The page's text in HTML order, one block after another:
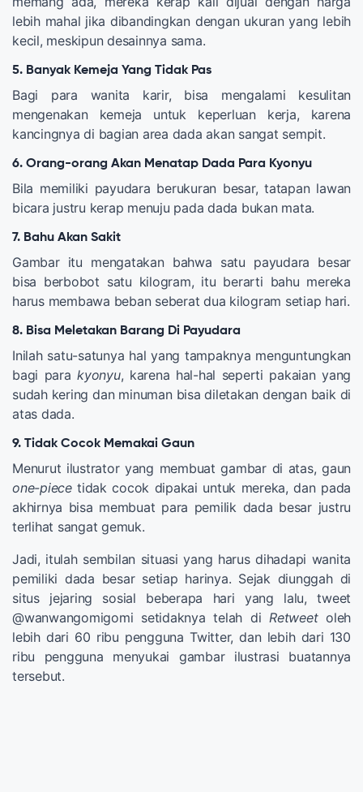
lebih mahal jika dibandingkan dengan ukuran yang lebih
kecil, meskipun desainnya sama.
5. Banyak Kemeja Yang Tidak Pas
Bagi para wanita karir, bisa mengalami kesulitan
mengenakan kemeja untuk keperluan kerja, karena
kancingnya di bagian area dada akan sangat sempit.
6. Orang-orang Akan Menatap Dada Para Kyonyu
Bila memiliki payudara berukuran besar, tatapan lawan
bicara justru kerap menuju pada dada bukan mata.
7. Bahu Akan Sakit
Gambar itu mengatakan bahwa satu payudara besar
bisa berbobot satu kilogram, itu berarti bahu mereka
harus membawa beban seberat dua kilogram setiap hari.
8. Bisa Meletakan Barang Di Payudara
Inilah satu-satunya hal yang tampaknya menguntungkan
bagi para kyonyu, karena hal-hal seperti pakaian yang
sudah kering dan minuman bisa diletakan dengan baik di
atas dada.
9. Tidak Cocok Memakai Gaun
Menurut ilustrator yang membuat gambar di atas, gaun
one-piecetidak cocok dipakai untuk mereka, dan pada
akhirnya bisa membuat para pemilik dada besar justru
terlihat sangat gemuk.
Jadi, itulah sembilan situasi yang harus dihadapi wanita
pemiliki dada besar setiap harinya. Sejak diunggah di
situs jejaring sosial beberapa hari yang lalu, tweet
@wanwangomigomi setidaknya telah di Retweetoleh
lebih dari 60 ribu pengguna Twitter, dan lebih dari 130
ribu pengguna menyukai gambar ilustrasi buatannya
tersebut.